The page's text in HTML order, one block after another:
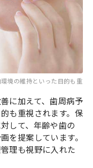
境の維持といった目的も重
に加えて、歯周病予
も重視されます。保
して、年齢や歯の
を提案しています。
理も視野に入れた